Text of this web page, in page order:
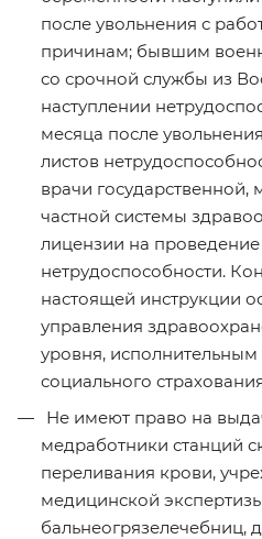
после увольнения с
причинам; бывшим
со срочной службы из
наступлении
месяца после
листов
врачи государственной,
частной системы
лицензии на
нетрудоспособности.
настоящей инструкции
управления
уровня,
социального
Не имеют право на
медработники станций
переливания крови,
медицинской
бальнеогрязелечебниц,